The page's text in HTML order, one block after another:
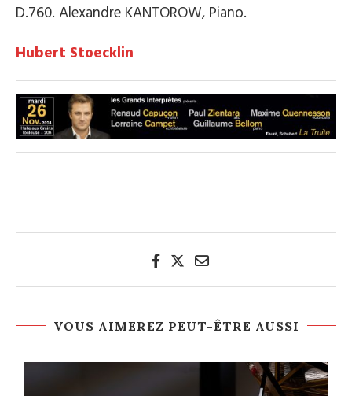
D.760. Alexandre KANTOROW, Piano.
Hubert Stoecklin
VOUS AIMEREZ PEUT-ÊTRE AUSSI